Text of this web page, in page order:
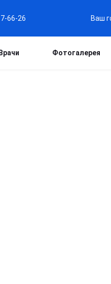
66-26 Ваш
Врачи Фотогалерея